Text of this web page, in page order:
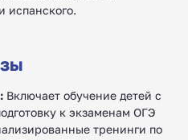
испанского.
Включает обучение детей с
к экзаменам ОГЭ
тренинги по